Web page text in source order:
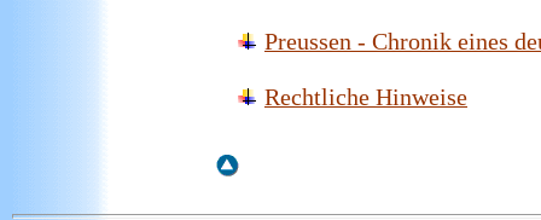
Preussen - Chronik eines
Rechtliche Hinweise